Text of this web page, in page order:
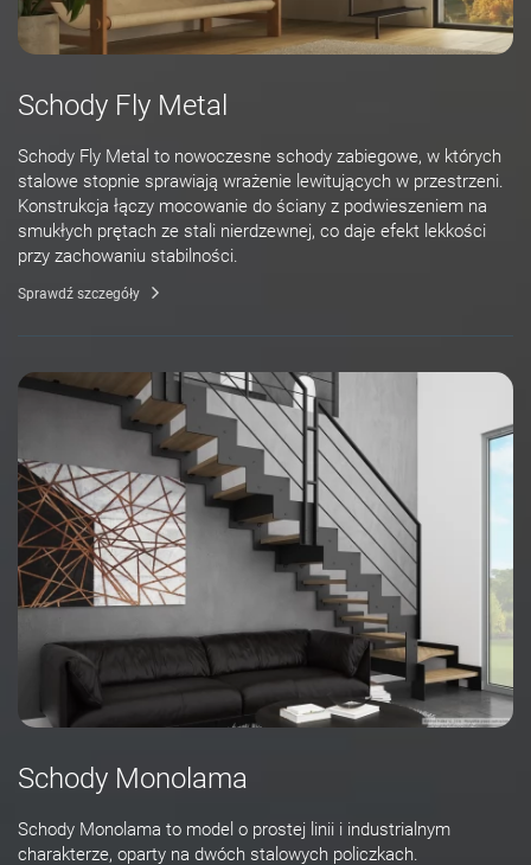
Schody Fly Metal
Schody Fly Metal to nowoczesne schody zabiegowe, w których
stalowe stopnie sprawiają wrażenie lewitujących w przestrzeni.
Konstrukcja łączy mocowanie do ściany z podwieszeniem na
smukłych prętach ze stali nierdzewnej, co daje efekt lekkości
przy zachowaniu stabilności.
Sprawdź szczegóły
Schody Monolama
Schody Monolama to model o prostej linii i industrialnym
charakterze, oparty na dwóch stalowych policzkach.